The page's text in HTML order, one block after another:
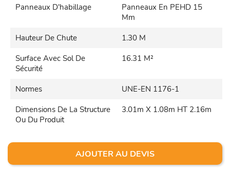
Panneaux D'habillage
Panneaux En PEHD 15
Mm
Hauteur De Chute
1.30 M
Surface Avec Sol De
Sécurité
16.31 M²
Normes
UNE-EN 1176-1
Dimensions De La Structure
Ou Du Produit
3.01m X 1.08m HT 2.16m
AJOUTER AU DEVIS